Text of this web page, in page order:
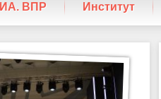
ВПР Институт